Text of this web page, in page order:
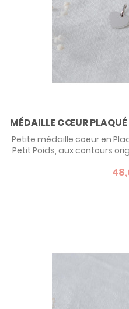
MÉDAILLE CŒUR
Petite médaille coeur en
Petit Poids, aux contours